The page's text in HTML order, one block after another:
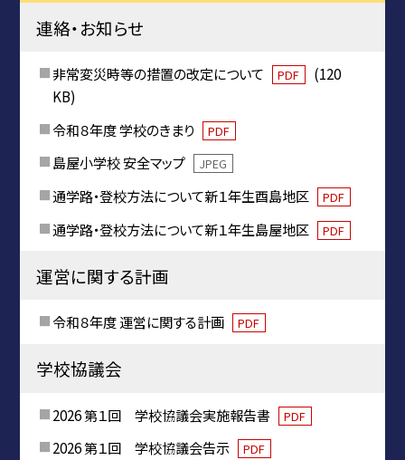
連絡・お知らせ
非常変災時等の措置の改定について PDF
(120
KB)
令和８年度 学校のきまり
PDF
島屋小学校 安全マップ JPEG
通学路・登校方法について新１年生酉島地区 PDF
通学路・登校方法について新１年生島屋地区 PDF
運営に関する計画
令和８年度 運営に関する計画 PDF
学校協議会
2026 第１回 学校協議会実施報告書 PDF
2026 第１回 学校協議会告示 PDF